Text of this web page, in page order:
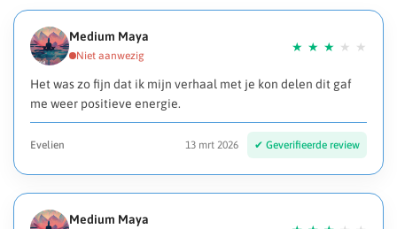
Medium Maya
Het was zo fijn dat ik mijn verhaal met je kon delen dit gaf
me weer positieve energie.
Evelien 13 mrt 2026
Medium Maya